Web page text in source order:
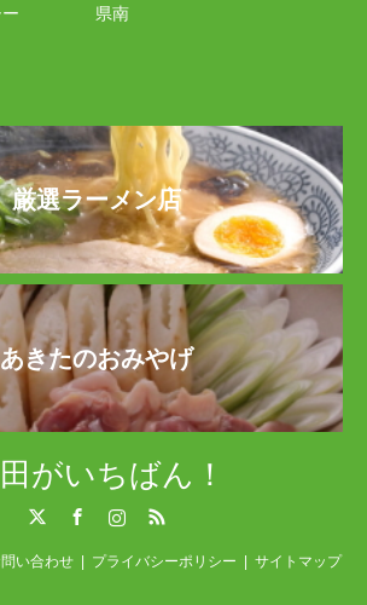
県南
厳選ラーメン店
あきたのおみやげ
がいちばん！
RSS
い合わせ プライバシーポリシー サイトマップ